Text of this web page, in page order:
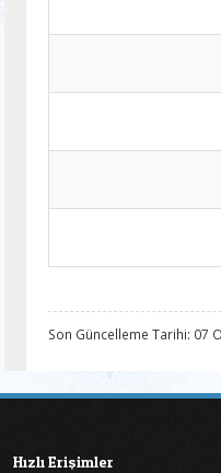
Son Güncelleme Tarihi: 07
Hızlı Erişimler